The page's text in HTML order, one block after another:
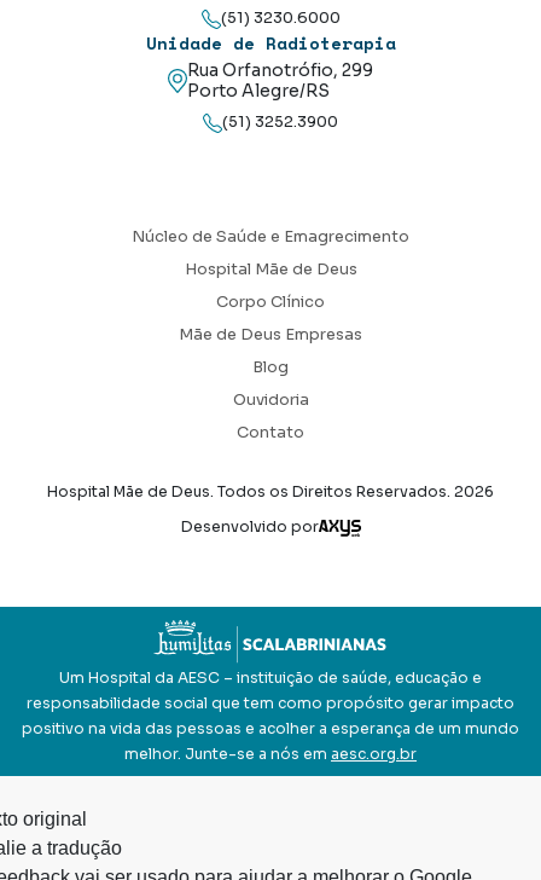
(51) 3230.6000
Unidade de Radioterapia
Rua Orfanotrófio, 299
Porto Alegre/RS
(51) 3252.3900
Núcleo de Saúde e Emagrecimento
Hospital Mãe de Deus
Corpo Clínico
Mãe de Deus Empresas
Blog
Ouvidoria
Contato
Hospital Mãe de Deus. Todos os Direitos Reservados. 2026
Desenvolvido por
Axysweb
Um Hospital da AESC – instituição de saúde, educação e
responsabilidade social que tem como propósito gerar impacto
positivo na vida das pessoas e acolher a esperança de um mundo
melhor. Junte-se a nós em aesc.org.br
original
a tradução